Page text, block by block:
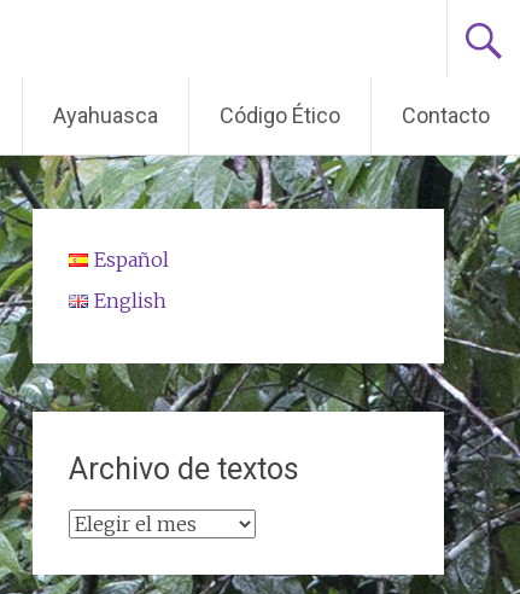
Ayahuasca Código Ético Contacto
Español
English
Archivo de textos
Archivo
textos